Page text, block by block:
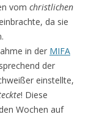
vom christlichen
da sie
in der MIFA
der
einstellte,
! Diese
Wochen auf